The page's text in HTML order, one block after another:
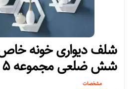
شلف دیواری خونه
شش ضلعی مجموعه ۵ عددی
مشخصات